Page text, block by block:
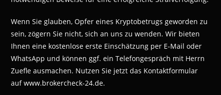
Wenn Sie glauben, Opfer eines Kryptobetrugs geworden zu
sein, zögern Sie nicht, sich an uns zu wenden. Wir bieten
Ihnen eine kostenlose erste Einschätzung per E-Mail oder
WhatsApp und können ggf. ein Telefongespräch mit Herrn
Zuefle ausmachen. Nutzen Sie jetzt das Kontaktformular
auf www.brokercheck-24.de.